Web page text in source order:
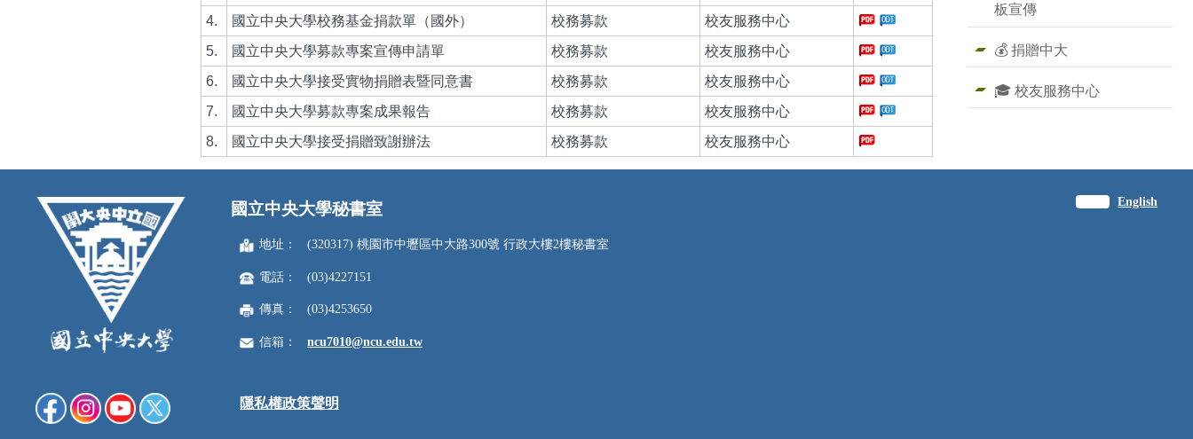
4.
國立中央大學校務基金捐款單（國外） 校務募款
校友服務中心
5.
國立中央大學募款專案宣傳申請單 校務募款
校友服務中心
6.
國立中央大學接受實物捐贈表暨同意書 校務募款
校友服務中心
7.
國立中央大學募款專案成果報告 校務募款
校友服務中心
8.
國立中央大學接受捐贈致謝辦法 校務募款 校友服務中心
板宣傳
💰 捐贈中大
🎓 校友服務中心
English
國立中央大學秘書室
地址： (320317) 桃園市中壢區中大路300號 行政大樓2樓秘書室
電話： (03)4227151
傳真： (03)4253650
信箱： ncu7010@ncu.edu.tw
隱私權政策聲明